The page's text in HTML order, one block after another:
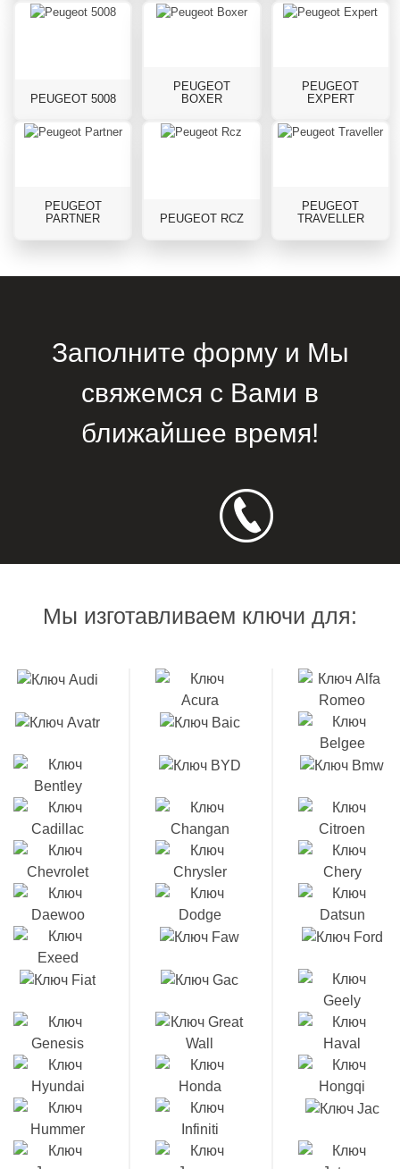
PEUGEOT 5008
PEUGEOT
BOXER
PEUGEOT
EXPERT
PEUGEOT
PARTNER
PEUGEOT RCZ
PEUGEOT
TRAVELLER
Заполните форму и Мы
свяжемся с Вами в
ближайшее время!
Мы изготавливаем ключи для: